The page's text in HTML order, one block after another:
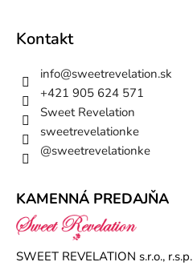
Kontakt
info@sweetrevelation.sk
+421 905 624 571
Sweet Revelation
sweetrevelationke
@sweetrevelationke
KAMENNÁ PREDAJŇA
SWEET REVELATION s.r.o., r.s.p.